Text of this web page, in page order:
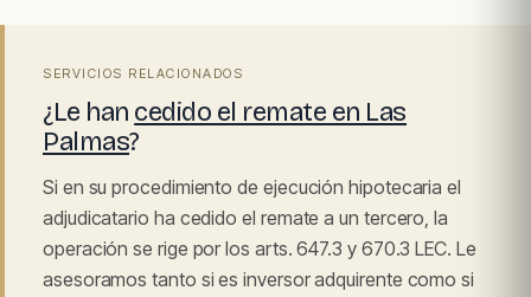
SERVICIOS RELACIONADOS
¿Le han cedido el remate en Las
Palmas?
Si en su procedimiento de ejecución hipotecaria el
adjudicatario ha cedido el remate a un tercero, la
operación se rige por los arts. 647.3 y 670.3 LEC. Le
asesoramos tanto si es inversor adquirente como si